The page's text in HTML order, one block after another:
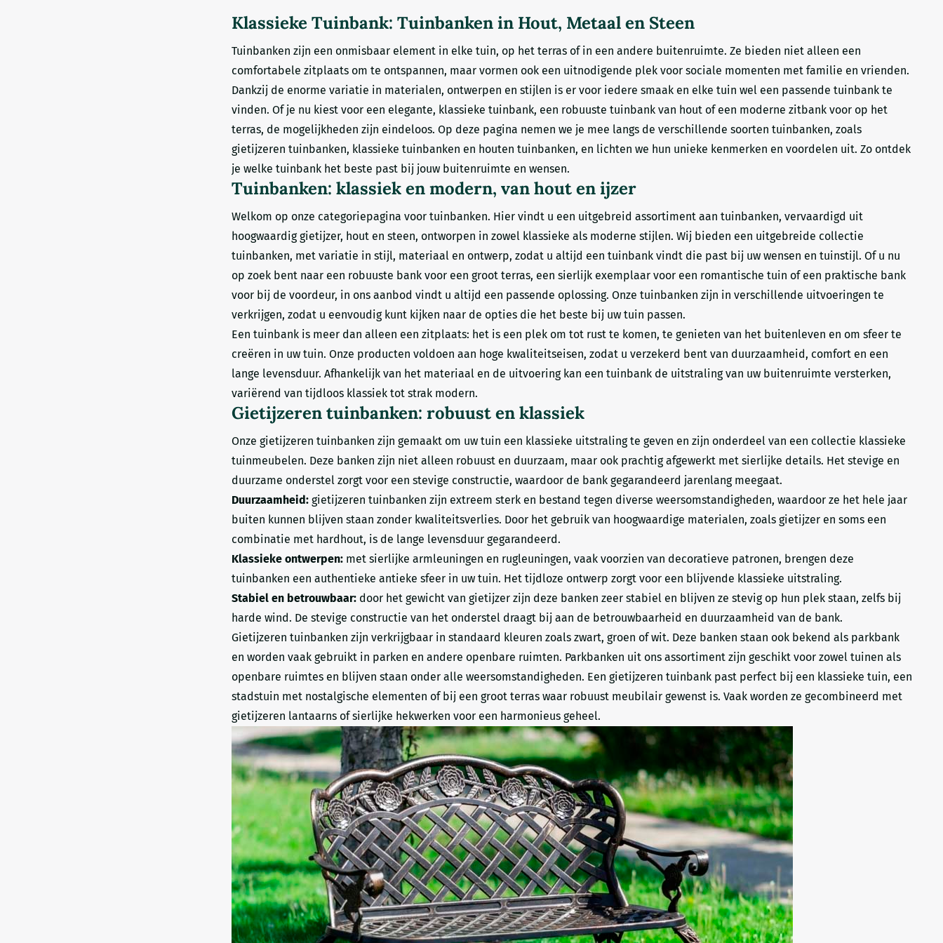
Een duurzame en charmante
keuze voor wie houdt van e...
Klassieke Tuinbank: Tuinbanken in Hout, Metaal en Steen
Tuinbanken zijn een onmisbaar element in elke tuin, op het terras of in een andere buitenruimte. Ze bieden niet alleen een
comfortabele zitplaats om te ontspannen, maar vormen ook een uitnodigende plek voor sociale momenten met familie en vrienden.
Dankzij de enorme variatie in materialen, ontwerpen en stijlen is er voor iedere smaak en elke tuin wel een passende tuinbank te
vinden. Of je nu kiest voor een elegante, klassieke tuinbank, een robuuste tuinbank van hout of een moderne zitbank voor op het
terras, de mogelijkheden zijn eindeloos. Op deze pagina nemen we je mee langs de verschillende soorten tuinbanken, zoals
gietijzeren tuinbanken, klassieke tuinbanken en houten tuinbanken, en lichten we hun unieke kenmerken en voordelen uit. Zo ontdek
je welke tuinbank het beste past bij jouw buitenruimte en wensen.
Tuinbanken: klassiek en modern, van hout en ijzer
Welkom op onze categoriepagina voor tuinbanken. Hier vindt u een uitgebreid assortiment aan tuinbanken, vervaardigd uit
hoogwaardig gietijzer, hout en steen, ontworpen in zowel klassieke als moderne stijlen. Wij bieden een uitgebreide collectie
tuinbanken, met variatie in stijl, materiaal en ontwerp, zodat u altijd een tuinbank vindt die past bij uw wensen en tuinstijl. Of u nu
op zoek bent naar een robuuste bank voor een groot terras, een sierlijk exemplaar voor een romantische tuin of een praktische bank
voor bij de voordeur, in ons aanbod vindt u altijd een passende oplossing. Onze tuinbanken zijn in verschillende uitvoeringen te
verkrijgen, zodat u eenvoudig kunt kijken naar de opties die het beste bij uw tuin passen.
Een tuinbank is meer dan alleen een zitplaats: het is een plek om tot rust te komen, te genieten van het buitenleven en om sfeer te
creëren in uw tuin. Onze producten voldoen aan hoge kwaliteitseisen, zodat u verzekerd bent van duurzaamheid, comfort en een
lange levensduur. Afhankelijk van het materiaal en de uitvoering kan een tuinbank de uitstraling van uw buitenruimte versterken,
variërend van tijdloos klassiek tot strak modern.
Gietijzeren tuinbanken: robuust en klassiek
Onze gietijzeren tuinbanken zijn gemaakt om uw tuin een klassieke uitstraling te geven en zijn onderdeel van een collectie klassieke
tuinmeubelen. Deze banken zijn niet alleen robuust en duurzaam, maar ook prachtig afgewerkt met sierlijke details. Het stevige en
duurzame onderstel zorgt voor een stevige constructie, waardoor de bank gegarandeerd jarenlang meegaat.
Duurzaamheid:gietijzeren tuinbanken zijn extreem sterk en bestand tegen diverse weersomstandigheden, waardoor ze het hele jaar
buiten kunnen blijven staan zonder kwaliteitsverlies. Door het gebruik van hoogwaardige materialen, zoals gietijzer en soms een
combinatie met hardhout, is de lange levensduur gegarandeerd.
Klassieke ontwerpen:met sierlijke armleuningen en rugleuningen, vaak voorzien van decoratieve patronen, brengen deze
tuinbanken een authentieke antieke sfeer in uw tuin. Het tijdloze ontwerp zorgt voor een blijvende klassieke uitstraling.
Stabiel en betrouwbaar:door het gewicht van gietijzer zijn deze banken zeer stabiel en blijven ze stevig op hun plek staan, zelfs bij
harde wind. De stevige constructie van het onderstel draagt bij aan de betrouwbaarheid en duurzaamheid van de bank.
Gietijzeren tuinbanken zijn verkrijgbaar in standaard kleuren zoals zwart, groen of wit. Deze banken staan ook bekend als parkbank
en worden vaak gebruikt in parken en andere openbare ruimten. Parkbanken uit ons assortiment zijn geschikt voor zowel tuinen als
openbare ruimtes en blijven staan onder alle weersomstandigheden. Een gietijzeren tuinbank past perfect bij een klassieke tuin, een
stadstuin met nostalgische elementen of bij een groot terras waar robuust meubilair gewenst is. Vaak worden ze gecombineerd met
gietijzeren lantaarns of sierlijke hekwerken voor een harmonieus geheel.